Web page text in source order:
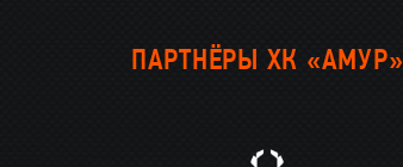
ПАРТНЁРЫ ХК «АМУР»